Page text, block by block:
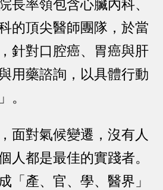
長率領包含心臟內科、
的頂尖醫師團隊，於當
針對口腔癌、胃癌與肝
用藥諮詢，以具體行動
。
面對氣候變遷，沒有人
人都是最佳的實踐者。
「產、官、學、醫界」